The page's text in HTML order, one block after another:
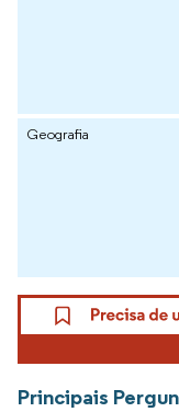
Geografia
Principais